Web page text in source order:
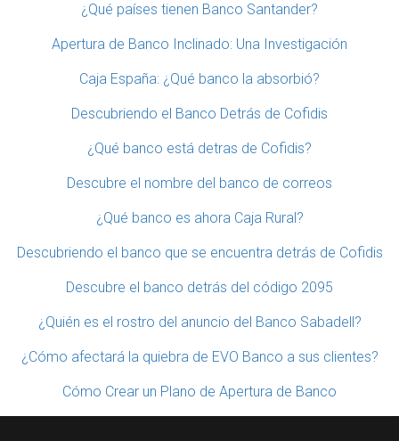
¿Qué países tienen Banco Santander?
Apertura de Banco Inclinado: Una Investigación
Caja España: ¿Qué banco la absorbió?
Descubriendo el Banco Detrás de Cofidis
¿Qué banco está detras de Cofidis?
Descubre el nombre del banco de correos
¿Qué banco es ahora Caja Rural?
Descubriendo el banco que se encuentra detrás de Cofidis
Descubre el banco detrás del código 2095
¿Quién es el rostro del anuncio del Banco Sabadell?
¿Cómo afectará la quiebra de EVO Banco a sus clientes?
Cómo Crear un Plano de Apertura de Banco